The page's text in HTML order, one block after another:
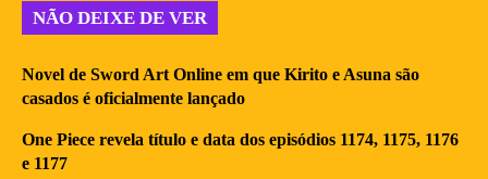
NÃO DEIXE DE VER
Novel de Sword Art Online em que Kirito e Asuna são
casados é oficialmente lançado
One Piece revela título e data dos episódios 1174, 1175, 1176
e 1177